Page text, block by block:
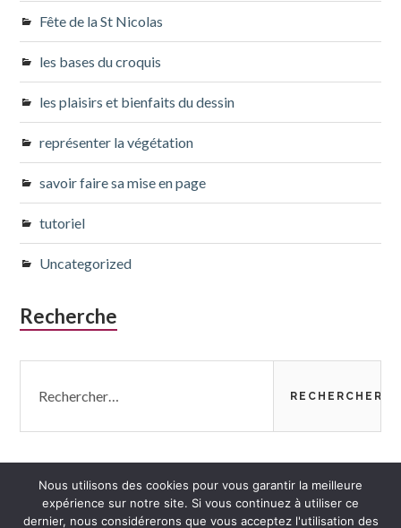
Fête de la St Nicolas
les bases du croquis
les plaisirs et bienfaits du dessin
représenter la végétation
savoir faire sa mise en page
tutoriel
Uncategorized
Recherche
Nous utilisons des cookies pour vous garantir la meilleure
expérience sur notre site. Si vous continuez à utiliser ce
dernier, nous considérerons que vous acceptez l'utilisation des